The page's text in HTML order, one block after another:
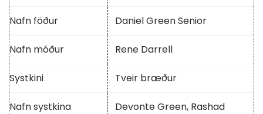
Nafn föður Daniel Green Senior
Nafn móður Rene Darrell
Systkini Tveir bræður
Nafn systkina
Devonte Green, Rashad